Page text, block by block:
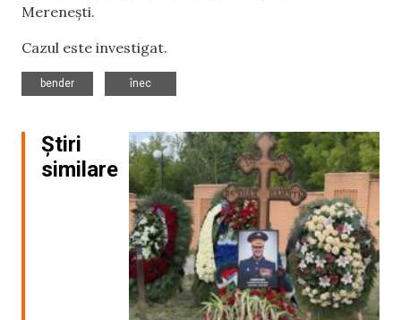
Merenești.
Cazul este investigat.
bender
înec
Știri
similare